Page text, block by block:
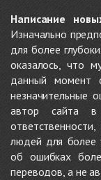
Написание
Изначально
для более
оказалось, что
данный момент
незначительные
автор сайта
людей для более
об ошибках
переводов, а не